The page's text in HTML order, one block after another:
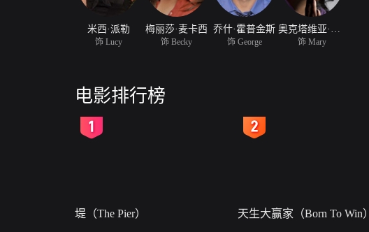
米西·派勒
饰 Lucy
梅丽莎·麦卡西
饰 Becky
乔什·霍普金斯
饰 George 饰 Mary
电影排行榜
堤（The Pier） 天生大赢家（Born To Win）